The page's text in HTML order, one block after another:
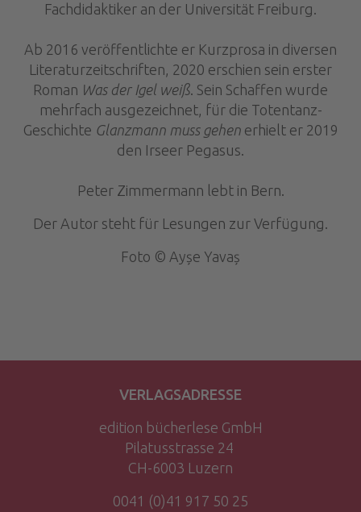
Fachdidaktiker an der Universität Freiburg.
Ab 2016 veröffentlichte er Kurzprosa in diversen
Literaturzeitschriften, 2020 erschien sein erster
Roman Was der Igel weiß. Sein Schaffen wurde
mehrfach ausgezeichnet, für die Toten­tanz-
Geschichte Glanzmann muss gehenerhielt er 2019
den Irseer Pegasus.
Peter Zimmermann lebt in Bern.
Der Autor steht für Lesungen zur Verfügung.
Foto © Ayșe Yavaș
VERLAGSADRESSE
edition bücherlese GmbH
Pilatusstrasse 24
CH-6003 Luzern
0041 (0)41 917 50 25